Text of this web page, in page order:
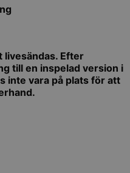
livesändas. Efter
till en inspelad version i
inte vara på plats för att